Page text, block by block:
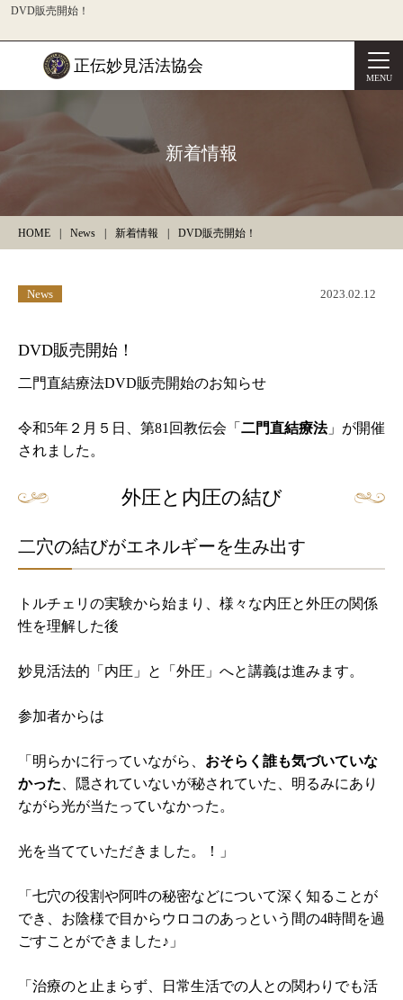
DVD販売開始！
正伝妙見活法協会
MENU
新着情報
HOME News 新着情報 DVD販売開始！
News 2023.02.12
DVD販売開始！
二門直結療法DVD販売開始のお知らせ
令和5年２月５日、第81回教伝会「 二門直結療法」が開催
されました。
外圧と内圧の結び
二穴の結びがエネルギーを生み出す
トルチェリの実験から始まり、様々な内圧と外圧の関係
性を理解した後
妙見活法的「内圧」と「外圧」へと講義は進みます。
参加者からは
「明らかに行っていながら、 おそらく誰も気づいていな
かった 、隠されていないが秘されていた、明るみにあり
ながら光が当たっていなかった。
光を当てていただきました。！」
「七穴の役割や阿吽の秘密などについて深く知ることが
でき、お陰様で目からウロコのあっという間の4時間を過
ごすことができました♪」
「治療のと止まらず、日常生活での人との関わりでも活